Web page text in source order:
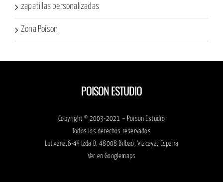
zapatillas personalizadas
Zona Poison
POISON ESTUDIO
Copyright © 2003-2021 – Poison Estudio
Todos los derechos reservados
Lutxana,6-4º Izda B, 48008 Bilbao, Vizcaya, España
Ver enGooglemaps